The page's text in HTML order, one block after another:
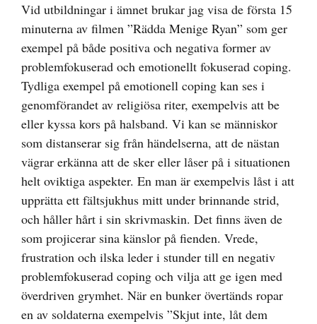
Vid utbildningar i ämnet brukar jag visa de första 15
minuterna av filmen ”Rädda Menige Ryan” som ger
exempel på både positiva och negativa former av
problemfokuserad och emotionellt fokuserad coping.
Tydliga exempel på emotionell coping kan ses i
genomförandet av religiösa riter, exempelvis att be
eller kyssa kors på halsband. Vi kan se människor
som distanserar sig från händelserna, att de nästan
vägrar erkänna att de sker eller låser på i situationen
helt oviktiga aspekter. En man är exempelvis låst i att
upprätta ett fältsjukhus mitt under brinnande strid,
och håller hårt i sin skrivmaskin. Det finns även de
som projicerar sina känslor på fienden. Vrede,
frustration och ilska leder i stunder till en negativ
problemfokuserad coping och vilja att ge igen med
överdriven grymhet. När en bunker övertänds ropar
en av soldaterna exempelvis ”Skjut inte, låt dem